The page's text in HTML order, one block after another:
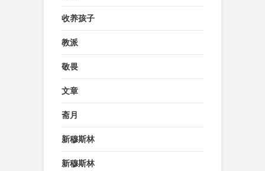
收养孩子
教派
敬畏
文章
斋月
新穆斯林
新穆斯林